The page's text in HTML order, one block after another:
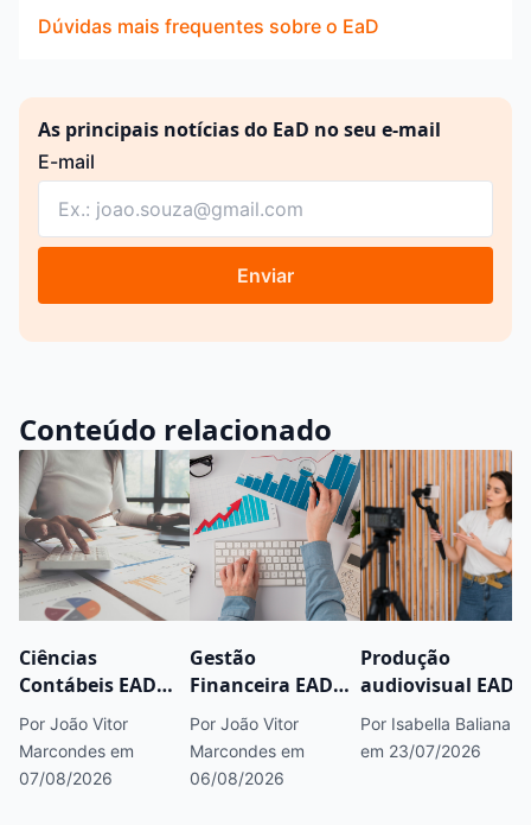
Dúvidas mais frequentes sobre o EaD
As principais notícias do EaD no seu e-mail
E-mail
Enviar
Conteúdo relacionado
Ciências
Contábeis EAD
permite abrir
escritório de
contabilidade?
Entenda
Por João Vitor
Marcondes em
07/08/2026
Gestão
Financeira EAD
serve para
trabalhar em
banco? Veja
cargos, áreas e
Por João Vitor
Marcondes em
06/08/2026
Produção
audiovisual EAD:
vale a pena para
trabalhar com
vídeos, redes
Por Isabella Baliana
em 23/07/2026